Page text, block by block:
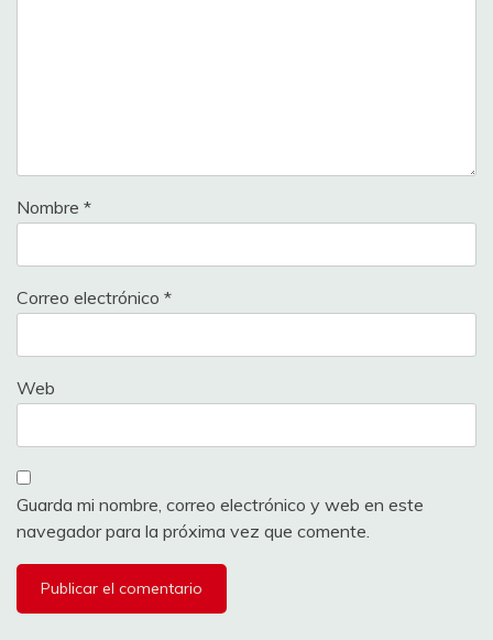
Nombre *
Correo electrónico *
Web
Guarda mi nombre, correo electrónico y web en este
navegador para la próxima vez que comente.